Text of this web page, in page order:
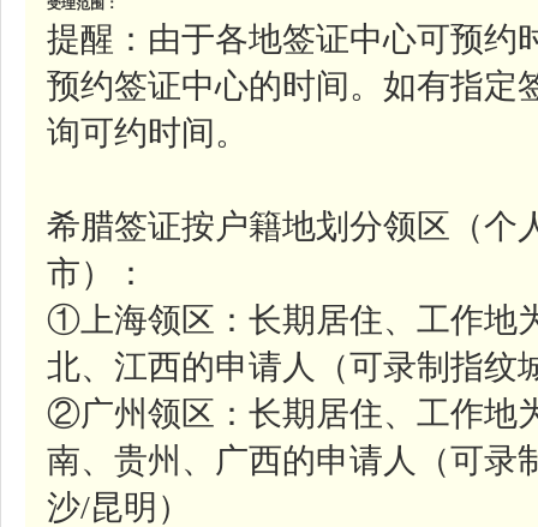
受理范围：
提醒：由于各地签证中心可预约
预约签证中心的时间。如有指定
询可约时间。
希腊签证按户籍地划分领区（个
市）：
①上海领区：长期居住、工作地
北、江西的申请人（可录制指纹
②广州领区：长期居住、工作地
南、贵州、广西的申请人（可录
沙/昆明）